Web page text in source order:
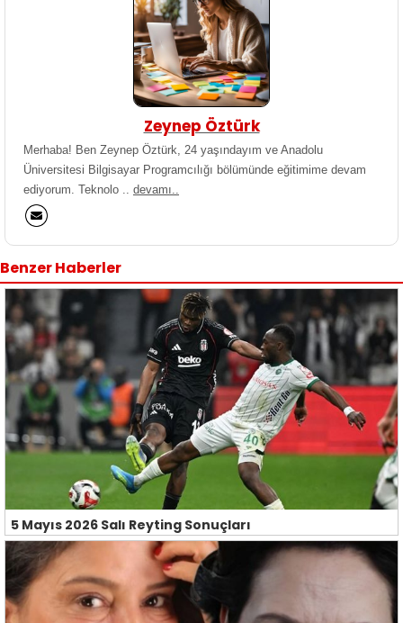
Zeynep Öztürk
Merhaba! Ben Zeynep Öztürk, 24 yaşındayım ve Anadolu
Üniversitesi Bilgisayar Programcılığı bölümünde eğitimime devam
ediyorum. Teknolo .. devamı..
Benzer Haberler
5 Mayıs 2026 Salı Reyting Sonuçları